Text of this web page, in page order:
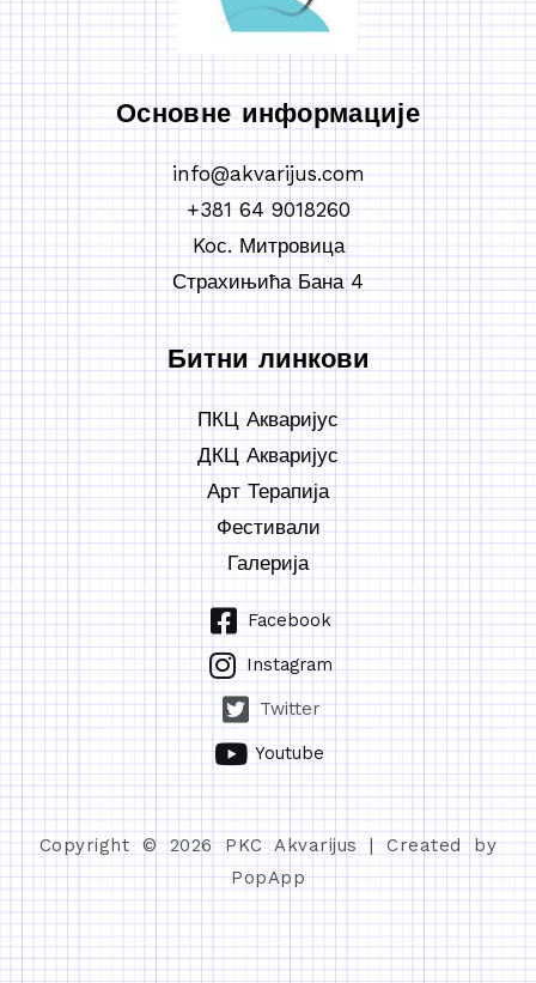
Основне информације
info@akvarijus.com
+381 64 9018260
Koс. Митровица
Страхињића Бана 4
Битни линкови
ПКЦ Акваријус
ДКЦ Акваријус
Арт Терапија
Фестивали
Галерија
Facebook
Instagram
Twitter
Youtube
Copyright © 2026 PKC Akvarijus | Created by
PopApp